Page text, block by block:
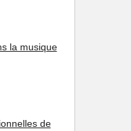
la musique
de